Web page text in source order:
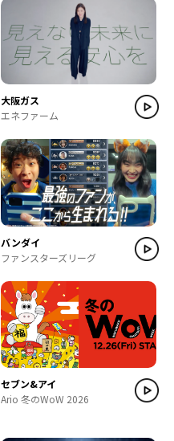
大阪ガス
エネファーム
バンダイ
ファンスターズリーグ
セブン&アイ
Ario 冬のWoW 2026